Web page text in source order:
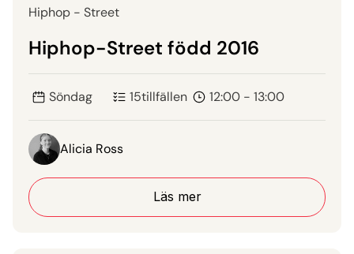
Hiphop - Street
Hiphop-Street född 2016
Söndag 15tillfällen 12:00 - 13:00
Alicia Ross
Läs mer
Läs mer